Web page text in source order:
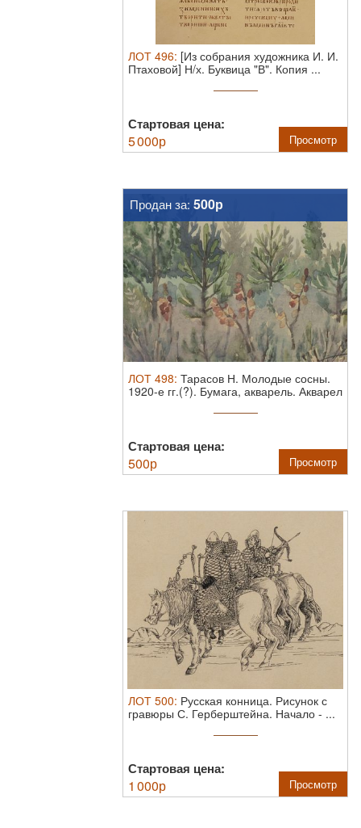
ЛОТ 496: [Из собрания художника И. И.
Птаховой] Н/х. Буквица "В". Копия ...
Стартовая цена:
5 000р Просмотр
Продан за: 500р
ЛОТ 498: Тарасов Н. Молодые сосны.
1920-е гг.(?). Бумага, акварель. Акварел
Стартовая цена:
500р Просмотр
ЛОТ 500: Русская конница. Рисунок с
гравюры С. Герберштейна. Начало - ...
Стартовая цена:
1 000р Просмотр